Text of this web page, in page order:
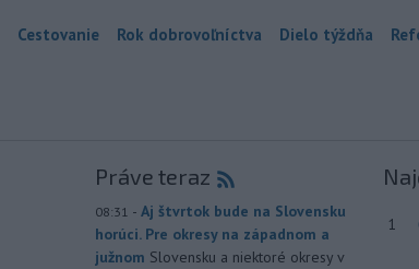
Cestovanie Rok dobrovoľníctva Dielo týždňa
Práve teraz
08:31 - Aj štvrtok bude na Slovensku
horúci. Pre okresy na západnom a
južnom Slovensku a niektoré okresy v
1